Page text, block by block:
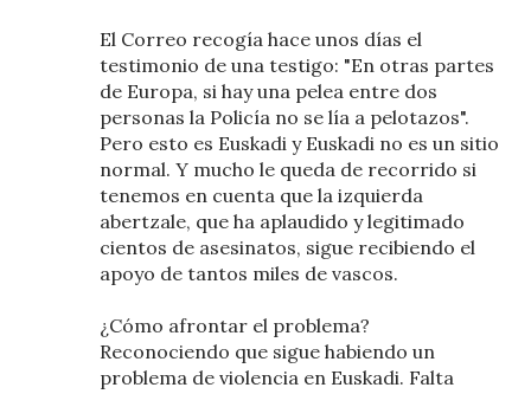
El Correo recogía hace unos días el
testimonio de una testigo: "En otras partes
de Europa, si hay una pelea entre dos
personas la Policía no se lía a pelotazos".
Pero esto es Euskadi y Euskadi no es un sitio
normal. Y mucho le queda de recorrido si
tenemos en cuenta que la izquierda
abertzale, que ha aplaudido y legitimado
cientos de asesinatos, sigue recibiendo el
apoyo de tantos miles de vascos.
¿Cómo afrontar el problema?
Reconociendo que sigue habiendo un
problema de violencia en Euskadi. Falta